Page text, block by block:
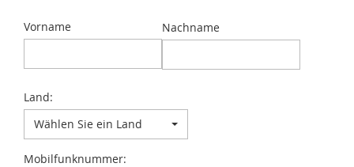
Vorname Nachname
Land:
Wählen Sie ein Land
Mobilfunknummer: